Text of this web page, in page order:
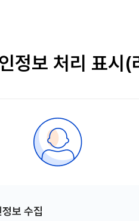
정보 처리 표시(
보 수집